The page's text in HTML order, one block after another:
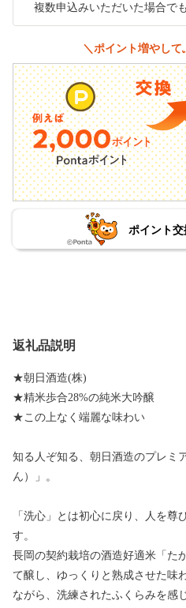
複数申込みいただいた場合でも
＼ポイント増やして
ポイント
返礼品説明
★朝日酒造(株)
★精米歩合28%の純米大吟醸
★この上なく端麗な味わい
知る人ぞ知る、朝日酒造のプレミ
ん）」。
「洗心」とは初心に戻り、人を尊
す。
長岡の契約栽培の酒造好適米「た
て醸し、ゆっくりと熟成させた味
ながら、洗練されたふくらみを感